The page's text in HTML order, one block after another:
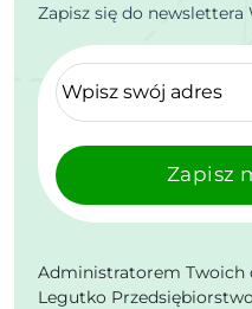
Zapisz się do newslettera
Zapisz
Administratorem Twoich
Legutko